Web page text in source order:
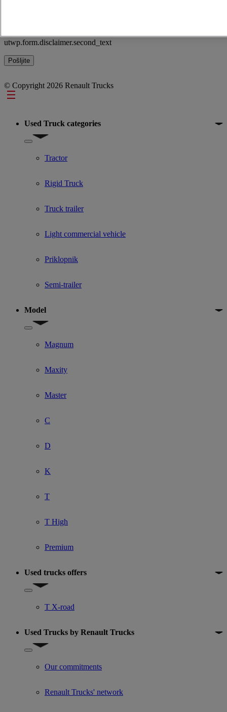
utwp.form.disclaimer.second_text
© Copyright 2026 Renault Trucks
Footer
Used Truck categories
Show submenu for Used Truck categories
Tractor
Rigid Truck
Truck trailer
Light commercial vehicle
Priklopnik
Semi-trailer
Model
Show submenu for Model
Magnum
Maxity
Master
C
D
K
T
T High
Premium
Used trucks offers
Show submenu for Used trucks offers
T X-road
Used Trucks by Renault Trucks
Show submenu for Used Trucks by Renault Trucks
Our commitments
Renault Trucks' network